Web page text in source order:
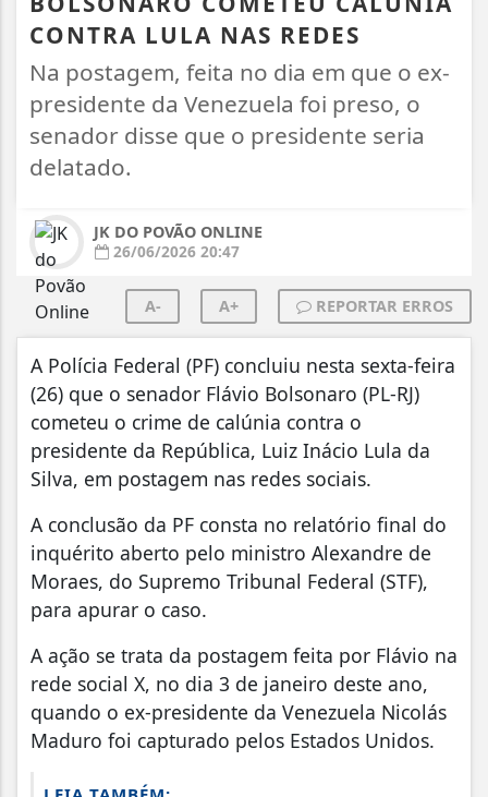
CONTRA LULA NAS REDES
Na postagem, feita no dia em que o ex-
presidente da Venezuela foi preso, o
senador disse que o presidente seria
delatado.
JK DO POVÃO ONLINE
26/06/2026 20:47
A- A+ REPORTAR ERROS
A Polícia Federal (PF) concluiu nesta sexta-feira
(26) que o senador Flávio Bolsonaro (PL-RJ)
cometeu o crime de calúnia contra o
presidente da República, Luiz Inácio Lula da
Silva, em postagem nas redes sociais.
A conclusão da PF consta no relatório final do
inquérito aberto pelo ministro Alexandre de
Moraes, do Supremo Tribunal Federal (STF),
para apurar o caso.
A ação se trata da postagem feita por Flávio na
rede social X, no dia 3 de janeiro deste ano,
quando o ex-presidente da Venezuela Nicolás
Maduro foi capturado pelos Estados Unidos.